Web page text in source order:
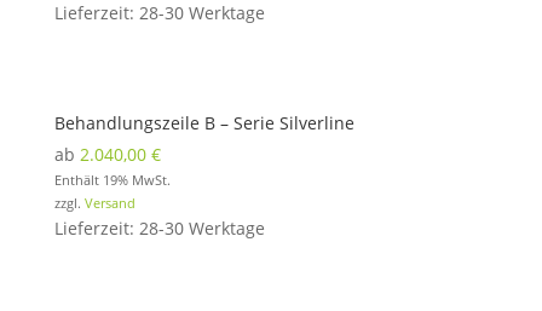
Lieferzeit: 28-30 Werktage
Behandlungszeile B – Serie Silverline
ab 2.040,00 €
Enthält 19% MwSt.
zzgl. Versand
Lieferzeit: 28-30 Werktage